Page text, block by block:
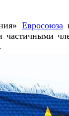
Евросоюза